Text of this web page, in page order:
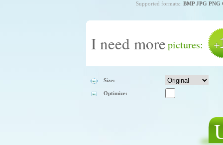
Supported formats:: BMP JPG PNG
I need morepictures:
Size:
Optimize: